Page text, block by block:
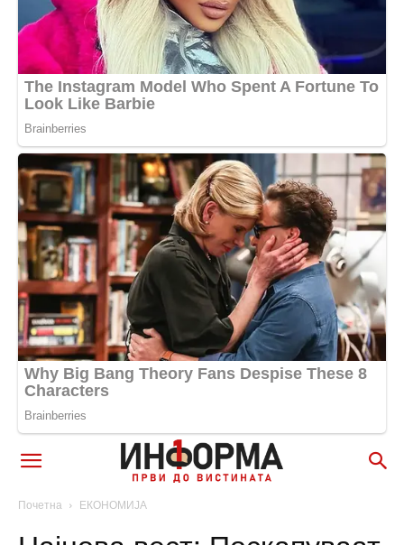
Почетна ЕКОНОМИЈА